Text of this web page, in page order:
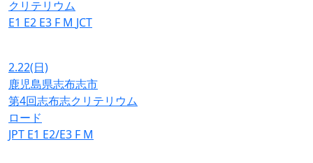
クリテリウム
E1 E2 E3 F M JCT
2.22(日)
鹿児島県志布志市
第4回志布志クリテリウム
ロード
JPT E1 E2/E3 F M